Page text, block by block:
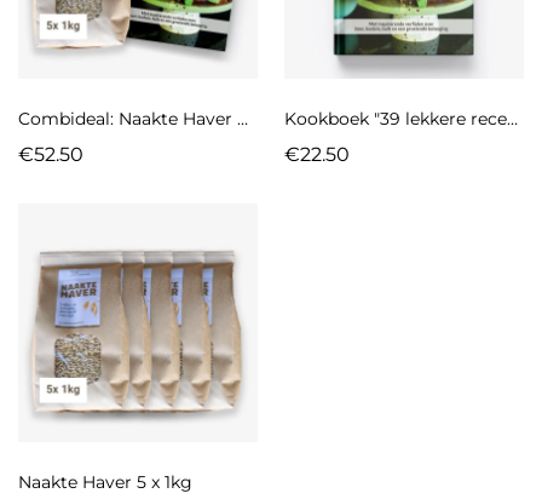
Combideal: Naakte Haver 5 x 1kg + Kookboek
€52.50
Kookboek "39 lekkere recepten met Naakte Haver"
€22.50
Naakte Haver 5 x 1kg